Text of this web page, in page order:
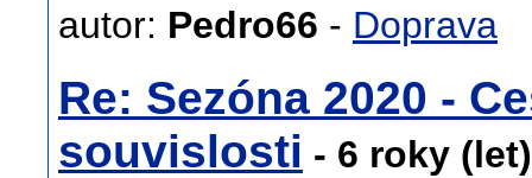
autor: Pedro66 - Doprava
Re: Sezóna 2020 -
souvislosti - 6 roky